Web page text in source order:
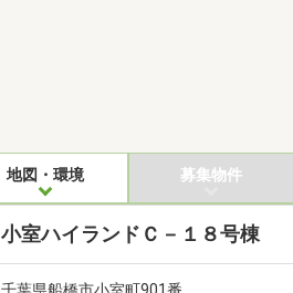
地図・環境 募集物件
小室ハイランドＣ－１８号棟